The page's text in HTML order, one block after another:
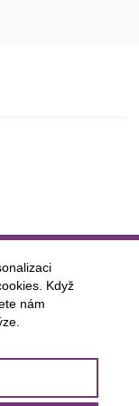
Když
nám